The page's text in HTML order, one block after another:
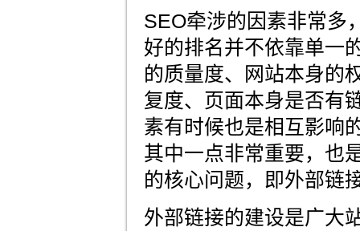
SEO牵涉的因素非常多
好的排名并不依靠单一
的质量度、网站本身的
复度、页面本身是否有
素有时候也是相互影响
其中一点非常重要，也
的核心问题，即外部链
外部链接的建设是广大